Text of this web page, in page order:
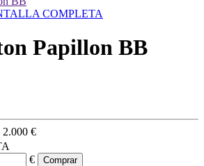
COMPLETA
Papillon BB
2.000 €
€